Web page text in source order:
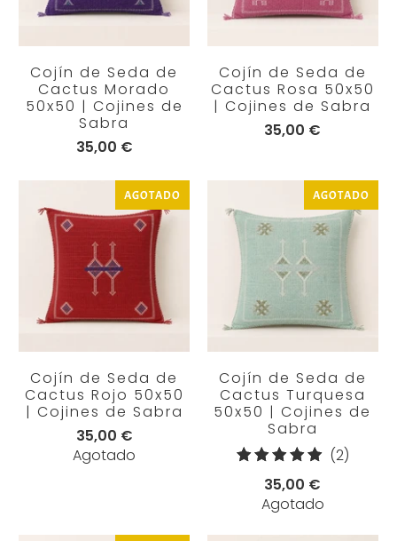
Cojín de Seda de
Cactus Morado
50x50 | Cojines de
Sabra
35,00 €
Cojín de Seda de
Cactus Rosa 50x50
| Cojines de Sabra
35,00 €
AGOTADO
Cojín de Seda de
Cactus Rojo 50x50
| Cojines de Sabra
35,00 €
Agotado
AGOTADO
Cojín de Seda de
Cactus Turquesa
50x50 | Cojines de
Sabra
(2)2
35,00 €
Agotado